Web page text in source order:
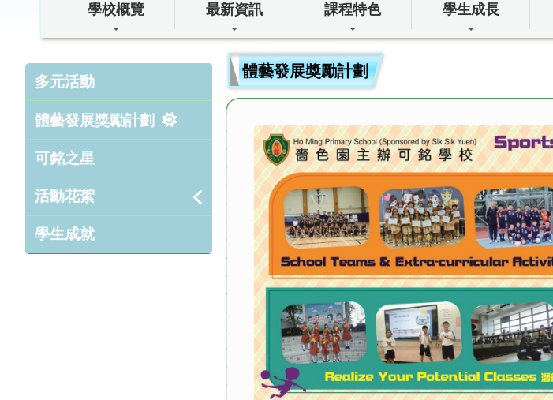
學校概覽 最新資訊 課程特色 學生成長
多元活動
體藝發展獎勵計劃
可銘之星
活動花絮
學生成就
體藝發展獎勵計劃